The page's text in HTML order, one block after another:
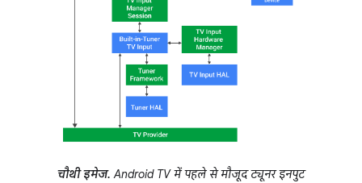
चौथी इमेज. Android TV में पहले से मौजूद ट्यूनर इनपुट